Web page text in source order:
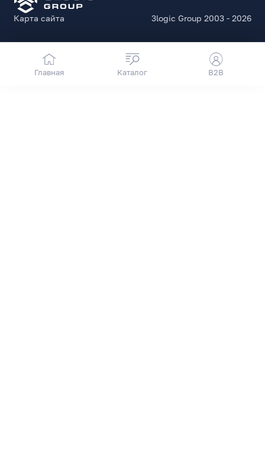
Карта сайта 3logic Group 2003 - 2026
Главная Каталог B2B